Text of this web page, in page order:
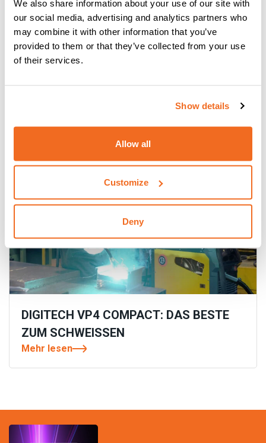
We also share information about your use of our site with
our social media, advertising and analytics partners who
may combine it with other information that you’ve
provided to them or that they’ve collected from your use
of their services.
Show details
Allow all
Customize
Deny
DIGITECH VP4 COMPACT: DAS BESTE
ZUM SCHWEISSEN
Mehr lesen